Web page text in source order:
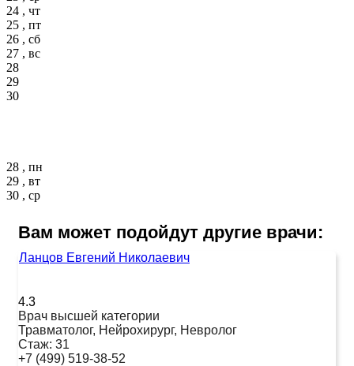
24 , чт
25 , пт
26 , сб
27 , вс
28
29
30
28 , пн
29 , вт
30 , ср
Вам может подойдут другие врачи:
Ланцов Евгений Николаевич
4.3
Врач высшей категории
Травматолог, Нейрохирург, Невролог
Стаж: 31
+7 (499) 519-38-52